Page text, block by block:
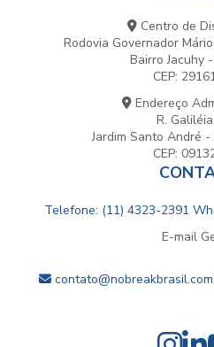
Centro de
Rodovia Governador
Bairro Jacuhy
CEP:
Endereço
R.
Jardim Santo André
CEP:
Telefone: (11) 4323-2391
E-mail